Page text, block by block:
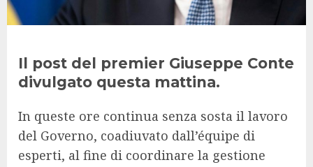
Il post del premier Giuseppe Conte
divulgato questa mattina.
In queste ore continua senza sosta il lavoro
del Governo, coadiuvato dall’équipe di
esperti, al fine di coordinare la gestione